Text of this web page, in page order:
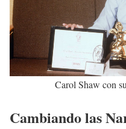
Carol Shaw con
Cambiando las